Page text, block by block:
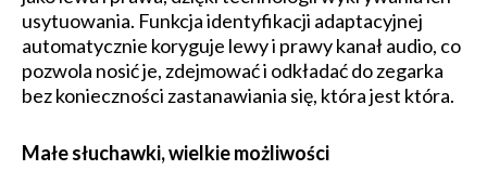
usytuowania. Funkcja identyfikacji adaptacyjnej
automatycznie koryguje lewy i prawy kanał audio, co
pozwola nosić je, zdejmować i odkładać do zegarka
bez konieczności zastanawiania się, która jest która.
Małe słuchawki, wielkie możliwości